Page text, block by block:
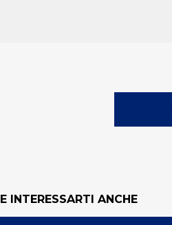
INTERESSARTI ANCHE